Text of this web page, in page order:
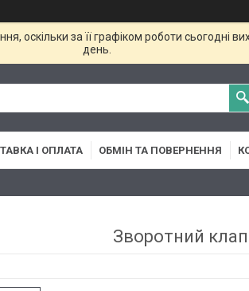
оскільки за її графіком роботи сьогодні
день.
І ОПЛАТА ОБМІН ТА ПОВЕРНЕННЯ
Зворотний